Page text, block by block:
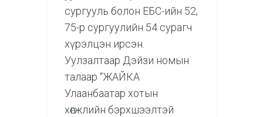
сургууль болон ЕБС-ийн 52,
75-р сургуулийн 54 сурагч
хүрэлцэн ирсэн.
Уулзалтаар Дэйзи номын
талаар “ЖАЙКА
Улаанбаатар хотын
хөгжлийн бэрхшээлтэй